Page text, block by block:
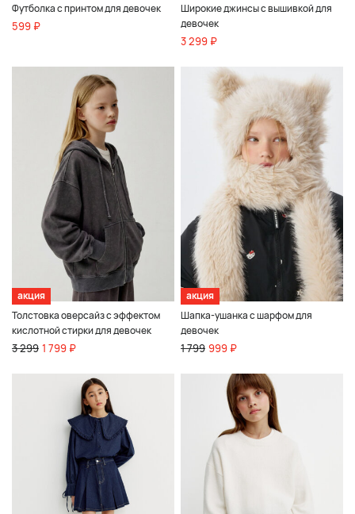
Футболка с принтом для девочек
599 ₽
Широкие джинсы с вышивкой для
девочек
3 299 ₽
акция
Толстовка оверсайз с эффектом
кислотной стирки для девочек
3 299 1 799 ₽
акция
Шапка-ушанка с шарфом для
девочек
1 799 999 ₽